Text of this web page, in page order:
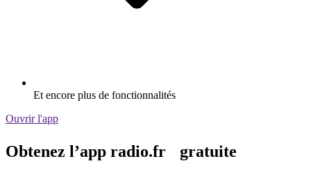
Et encore plus de fonctionnalités
Ouvrir l'app
Obtenez l’app radio.fr gratuite